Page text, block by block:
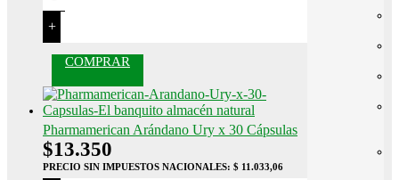
+
COMPRAR
Pharmamerican Arándano Ury x 30 Cápsulas
$13.350
PRECIO SIN IMPUESTOS NACIONALES: $ 11.033,06